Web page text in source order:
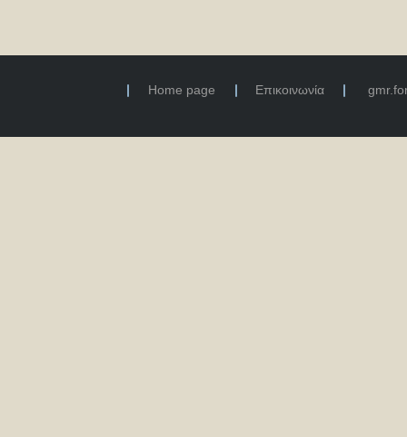
Home page Επικοινωνία